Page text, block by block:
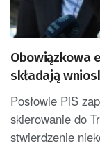
Obowiązkowa
składają
Posłowie PiS
skierowanie do
stwierdzenie